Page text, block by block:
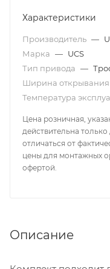
Характеристики
Производитель —
Марка — UCS
Тип привода —
Ширина открывания
Температура
Цена розничная,
действительна
отличаться от
цены для монтажных
офертой.
Описание